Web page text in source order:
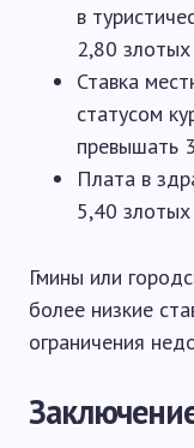
в
2,80
Ставка
статусом
превышать
Плата в
5,40
Гмины или
более низкие
ограничения